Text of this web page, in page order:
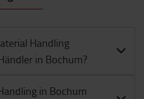
Handling
in Bochum?
in Bochum